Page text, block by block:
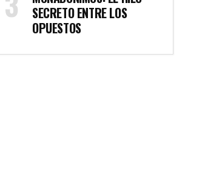
SECRETO ENTRE LOS
OPUESTOS